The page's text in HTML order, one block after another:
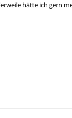
hätte ich gern